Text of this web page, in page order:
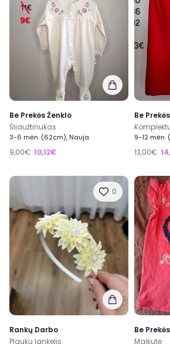
Be Prekės Ženklo
Šliaužtinukas
3-6 mėn. (62cm), Nauja
9,00€ 10,12€
Be
9-12 mėn.
13,00€
0
Rankų Darbo
Plaukų lankelis
Be
Maikutė
Pirk irParduoknebenaudojamas,
ir dar užsidirbk, ar gali būti
Prisijunk prie mūsų ir tapk
ExTing bendruomenėje jau
Registruotis →